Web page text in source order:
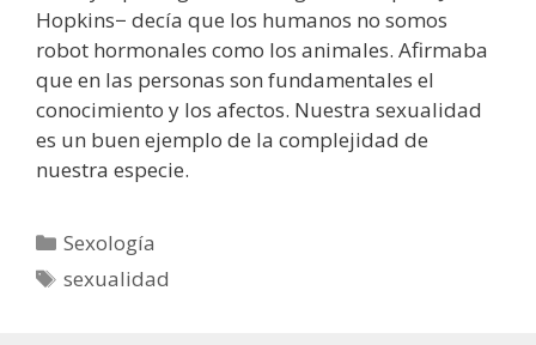
Hopkins− decía que los humanos no somos
robot hormonales como los animales. Afirmaba
que en las personas son fundamentales el
conocimiento y los afectos. Nuestra sexualidad
es un buen ejemplo de la complejidad de
nuestra especie.
Categorías
Sexología
Etiquetas
sexualidad